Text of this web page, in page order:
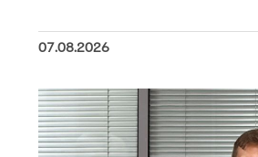
07.08.2026